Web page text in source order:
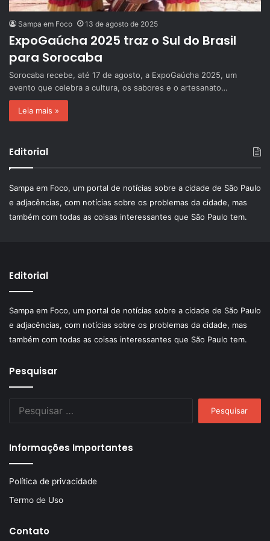
Sampa em Foco 13 de agosto de 2025
ExpoGaúcha 2025 traz o Sul do Brasil
para Sorocaba
Sorocaba recebe, até 17 de agosto, a ExpoGaúcha 2025, um
evento que celebra a cultura, os sabores e o artesanato…
Leia mais »
Editorial
Sampa em Foco, um portal de notícias sobre a cidade de São Paulo
e adjacências, com notícias sobre os problemas da cidade, mas
também com todas as coisas interessantes que São Paulo tem.
Editorial
Sampa em Foco, um portal de notícias sobre a cidade de São Paulo
e adjacências, com notícias sobre os problemas da cidade, mas
também com todas as coisas interessantes que São Paulo tem.
Pesquisar
Informações Importantes
Política de privacidade
Termo de Uso
Contato